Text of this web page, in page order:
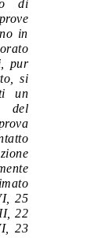
di
in
pur
si
un
del
25
22
23